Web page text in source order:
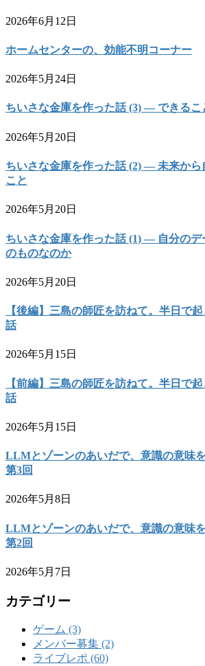
2026年6月12日
ホームセンターの、効能不明コーナー
2026年5月24日
ちいさな金庫を作った話 (3) — できるこ
2026年5月20日
ちいさな金庫を作った話 (2) — 未来から
こと
2026年5月20日
ちいさな金庫を作った話 (1) — 自分のデ
のものなのか
2026年5月20日
【後編】三島の師匠を訪ねて。半日で
話
2026年5月15日
【前編】三島の師匠を訪ねて。半日で
話
2026年5月15日
LLMとゾーンのあいだで、意識の意味
第3回
2026年5月8日
LLMとゾーンのあいだで、意識の意味
第2回
2026年5月7日
カテゴリー
ゲーム (3)
メンバー募集 (2)
ライブレポ (60)